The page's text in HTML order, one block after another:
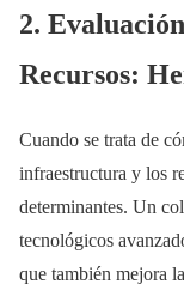
2.
Recursos:
Cuando se trata de
infraestructura y los
determinantes. Un
tecnológicos
que también mejora